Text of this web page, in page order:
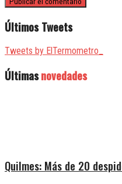
Últimos Tweets
Tweets by ElTermometro_
Últimasnovedades
Quilmes: Más de 20